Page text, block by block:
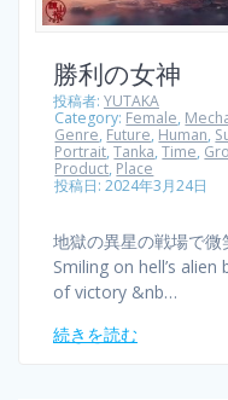
勝利の女神
投稿者: YUTAKA
Category: Female,
Genre, Future, Human,
Portrait,Tanka,Time,
Product, Place
投稿日: 2024年3月24日
地獄の異星の戦場で
Smiling on hell’s
of victory &nb…
続きを読む